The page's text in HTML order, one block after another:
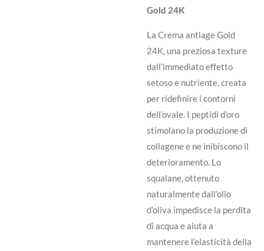
Gold 24K
La Crema antiage Gold
24K, una preziosa texture
dall’immediato effetto
setoso e nutriente, creata
per ridefinire i contorni
dell’ovale. I peptidi d’oro
stimolano la produzione di
collagene e ne inibiscono il
deterioramento. Lo
squalane, ottenuto
naturalmente dall’olio
d’oliva impedisce la perdita
di acqua e aiuta a
mantenere l’elasticità della